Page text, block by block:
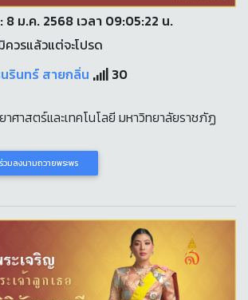
8 ม.ค. 2568 เวลา 09:05:22 น.
วรแล้วแต่จะโปรด
รินทร์ สายกลิ่น
30
ศาสตร์และเทคโนโลยี มหาวิทยาลัยราชภัฏ
วมลงนามถวายพระพร